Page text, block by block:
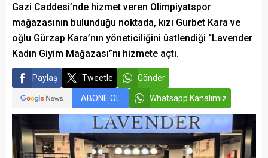
Gazi Caddesi’nde hizmet veren Olimpiyatspor
mağazasının bulunduğu noktada, kızı Gurbet Kara ve
oğlu Gürzap Kara’nın yöneticiliğini üstlendiği “Lavender
Kadın Giyim Mağazası”nı hizmete açtı.
Paylaş Tweetle Gönder
ABONE OL Whatsapp Kanalımız